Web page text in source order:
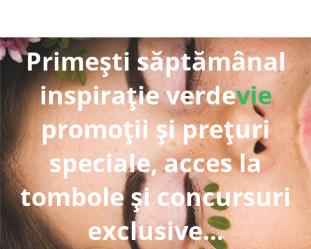
Primești săptămânal
inspirație verdevie
promoții și prețuri
speciale, acces la
tombole și concursuri
exclusive...